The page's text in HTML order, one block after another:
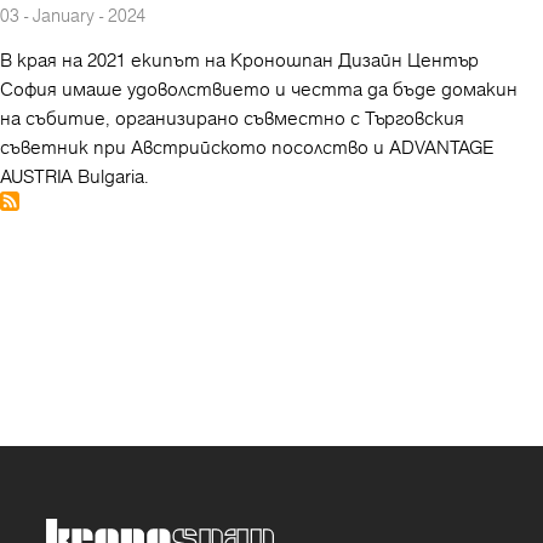
03 - January - 2024
В края на 2021 екипът на Кроношпан Дизайн Център
София имаше удоволствието и честта да бъде домакин
на събитие, организирано съвместно с Търговския
съветник при Австрийското посолство и ADVANTAGE
AUSTRIA Bulgaria.